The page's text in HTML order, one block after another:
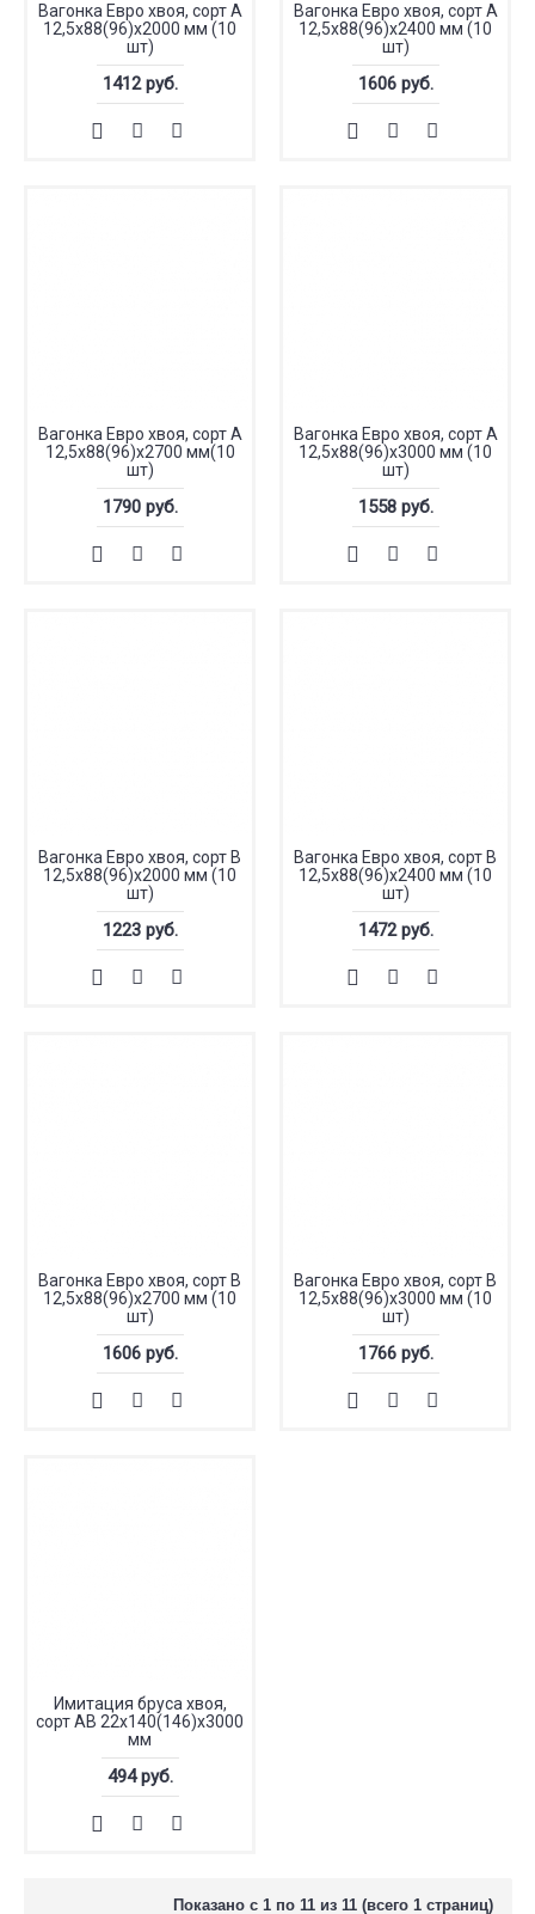
Вагонка Евро хвоя, сорт А
12,5x88(96)x2000 мм (10
шт)
1412 руб.
Вагонка Евро хвоя, сорт А
12,5x88(96)x2400 мм (10
шт)
1606 руб.
Вагонка Евро хвоя, сорт А
12,5x88(96)x2700 мм(10
шт)
1790 руб.
Вагонка Евро хвоя, сорт А
12,5x88(96)x3000 мм (10
шт)
1558 руб.
Вагонка Евро хвоя, сорт В
12,5x88(96)x2000 мм (10
шт)
1223 руб.
Вагонка Евро хвоя, сорт В
12,5x88(96)x2400 мм (10
шт)
1472 руб.
Вагонка Евро хвоя, сорт В
12,5x88(96)x2700 мм (10
шт)
1606 руб.
Вагонка Евро хвоя, сорт В
12,5x88(96)x3000 мм (10
шт)
1766 руб.
Имитация бруса хвоя,
сорт АВ 22x140(146)x3000
мм
494 руб.
Показано с 1 по 11 из 11 (всего 1 страниц)